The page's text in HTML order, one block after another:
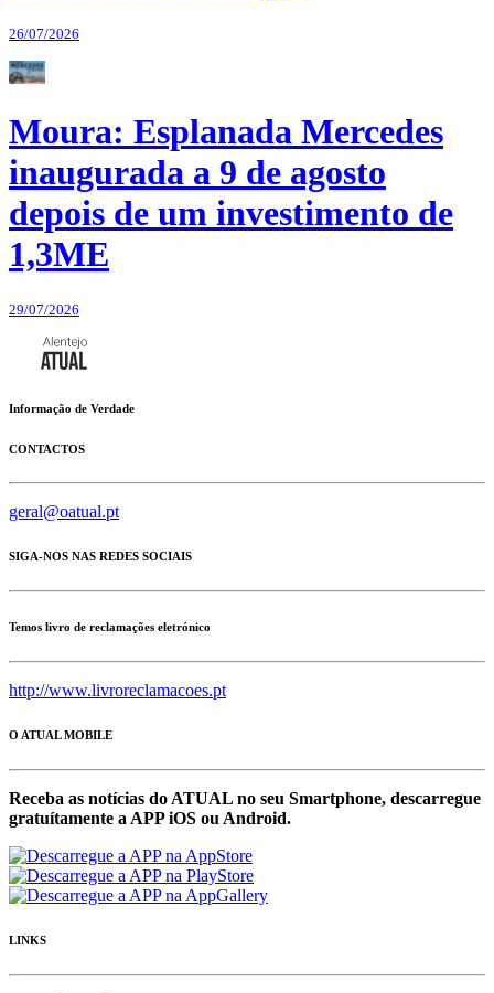
26/07/2026
Moura: Esplanada Mercedes
inaugurada a 9 de agosto
depois de um investimento de
1,3ME
29/07/2026
Informação de Verdade
CONTACTOS
geral@oatual.pt
SIGA-NOS NAS REDES SOCIAIS
Temos livro de reclamações eletrónico
http://www.livroreclamacoes.pt
O ATUAL MOBILE
Receba as notícias do ATUAL no seu Smartphone, descarregue
gratuítamente a APP iOS ou Android.
LINKS